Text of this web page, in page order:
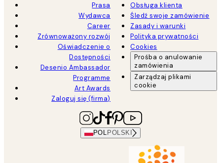
Prasa
Wydawca
Career
Zrównoważony rozwój
Oświadczenie o
Dostępności
Desenio Ambassador
Programme
Art Awards
Zaloguj się (firma)
Obsługa klienta
Śledź swoje zamówienie
Zasady i warunki
Polityka prywatności
Cookies
Prośba o anulowanie
zamówienia
Zarządzaj plikami
cookie
POL POLSKI